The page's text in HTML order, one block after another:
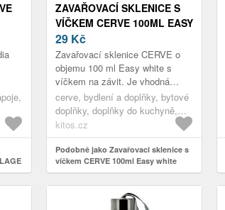
ZAVAŘOVACÍ SKLENICE S
VÍČKEM CERVE 100ML EASY
WHITE
29 Kč
Zavařovací sklenice CERVE o
objemu 100 ml Easy white s
víčkem na závit. Je vhodná
především pro konzervaci
marmelád a džemů.
cerve, bydlení a doplňky, bytové
doplňky, doplňky do kuchyně,
zavařování, zavařovací sklenice
kitos.cz
Podobně jako Zavařovací sklenice s
víčkem CERVE 100ml Easy white